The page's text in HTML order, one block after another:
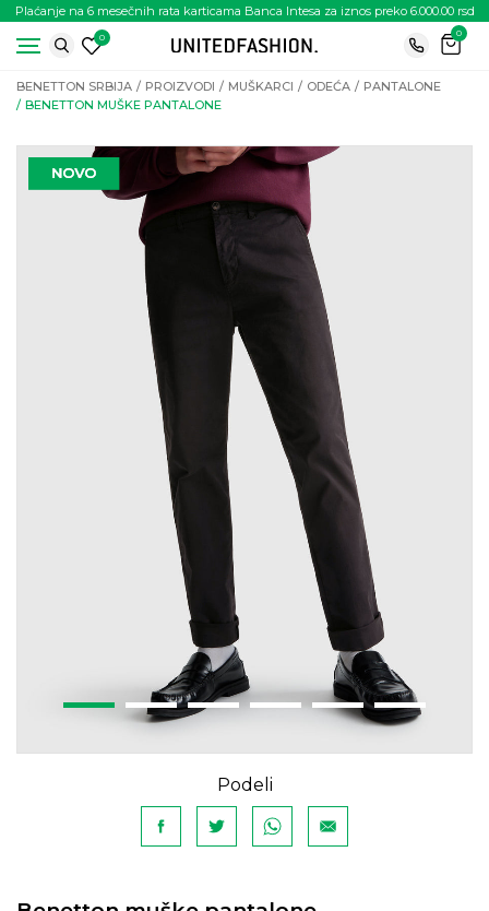
Plaćanje na 6 mesečnih rata karticama Banca Intesa za iznos preko 6.000.00 rsd
0
0
BENETTON SRBIJA PROIZVODI MUŠKARCI ODEĆA
PANTALONE
BENETTON MUŠKE PANTALONE
Podeli